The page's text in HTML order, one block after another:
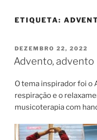
ETIQUETA:
PUBLICADO
EM
DEZEMBRO 22, 2022
Advento, advento
O tema inspirador foi o
respiração e o
musicoterapia com